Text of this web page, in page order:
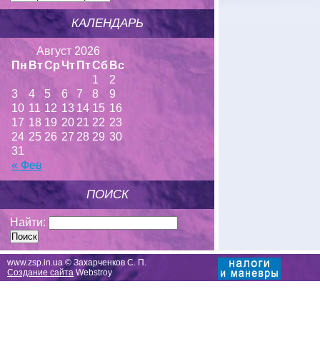
КАЛЕНДАРЬ
Август 2026
Пн ВтСрЧт ПтСб Вс
« Фев
1
2
3
4 5 6 7 8
9
10 11 12 13 14 15 16
17 18 19 20 21 22 23
24 25 26 27 28 29 30
31
ПОИСК
Найти:
www.zsp.in.ua © Захарченков С. П.
Создание сайта Webstroy